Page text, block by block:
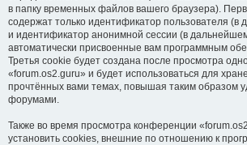
в папку временных файлов вашего браузера).
содержат только идентификатор пользователя
и идентификатор анонимной сессии (в
автоматически присвоенные вам программным
Третья cookie будет создана после просмотра
«forum.os2.guru» и будет использоваться для
прочтённых вами темах, повышая таким образом
форумами.
Также во время просмотра конференции
установить cookies, внешние по отношению к